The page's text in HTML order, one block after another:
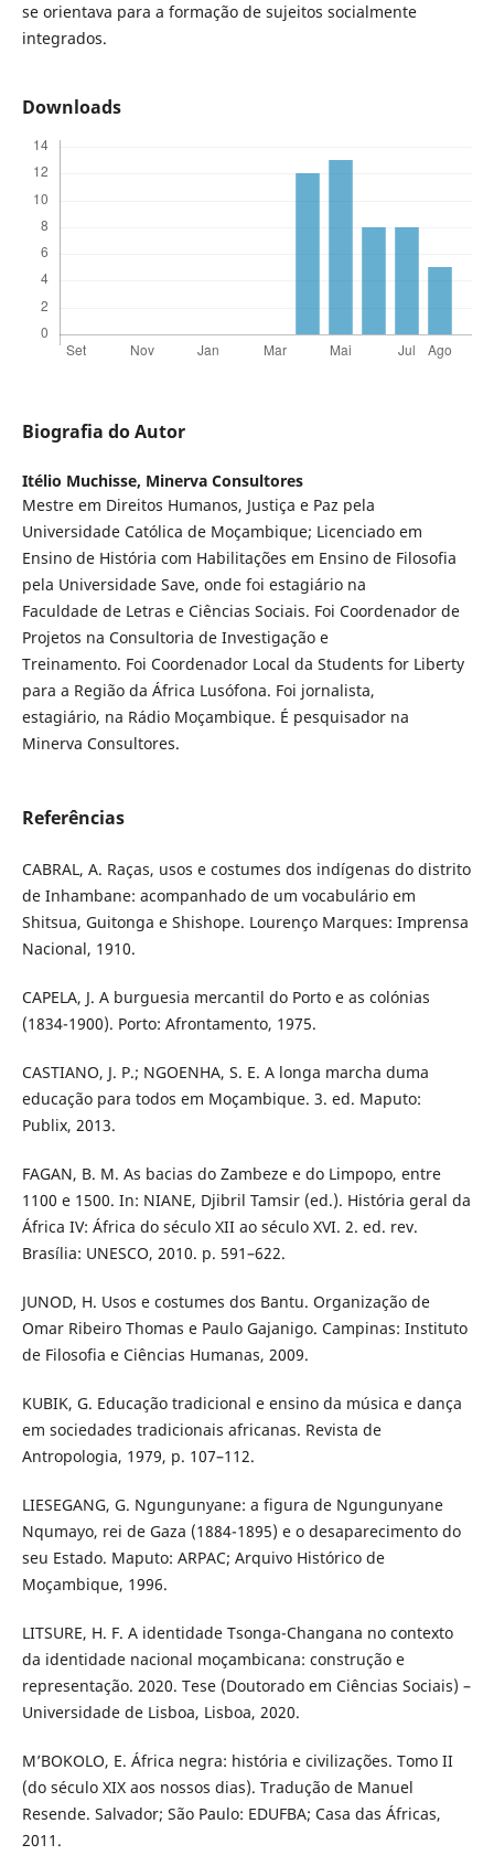
se orientava para a formação de sujeitos socialmente
integrados.
Downloads
Biografia do Autor
Itélio Muchisse, Minerva Consultores
Mestre em Direitos Humanos, Justiça e Paz pela
Universidade Católica de Moçambique; Licenciado em
Ensino de História com Habilitações em Ensino de Filosofia
pela Universidade Save, onde foi estagiário na
Faculdade de Letras e Ciências Sociais. Foi Coordenador de
Projetos na Consultoria de Investigação e
Treinamento. Foi Coordenador Local da Students for Liberty
para a Região da África Lusófona. Foi jornalista,
estagiário, na Rádio Moçambique. É pesquisador na
Minerva Consultores.
Referências
CABRAL, A. Raças, usos e costumes dos indígenas do distrito
de Inhambane: acompanhado de um vocabulário em
Shitsua, Guitonga e Shishope. Lourenço Marques: Imprensa
Nacional, 1910.
CAPELA, J. A burguesia mercantil do Porto e as colónias
(1834-1900). Porto: Afrontamento, 1975.
CASTIANO, J. P.; NGOENHA, S. E. A longa marcha duma
educação para todos em Moçambique. 3. ed. Maputo:
Publix, 2013.
FAGAN, B. M. As bacias do Zambeze e do Limpopo, entre
1100 e 1500. In: NIANE, Djibril Tamsir (ed.). História geral da
África IV: África do século XII ao século XVI. 2. ed. rev.
Brasília: UNESCO, 2010. p. 591–622.
JUNOD, H. Usos e costumes dos Bantu. Organização de
Omar Ribeiro Thomas e Paulo Gajanigo. Campinas: Instituto
de Filosofia e Ciências Humanas, 2009.
KUBIK, G. Educação tradicional e ensino da música e dança
em sociedades tradicionais africanas. Revista de
Antropologia, 1979, p. 107–112.
LIESEGANG, G. Ngungunyane: a figura de Ngungunyane
Nqumayo, rei de Gaza (1884-1895) e o desaparecimento do
seu Estado. Maputo: ARPAC; Arquivo Histórico de
Moçambique, 1996.
LITSURE, H. F. A identidade Tsonga-Changana no contexto
da identidade nacional moçambicana: construção e
representação. 2020. Tese (Doutorado em Ciências Sociais) –
Universidade de Lisboa, Lisboa, 2020.
M’BOKOLO, E. África negra: história e civilizações. Tomo II
(do século XIX aos nossos dias). Tradução de Manuel
Resende. Salvador; São Paulo: EDUFBA; Casa das Áfricas,
2011.